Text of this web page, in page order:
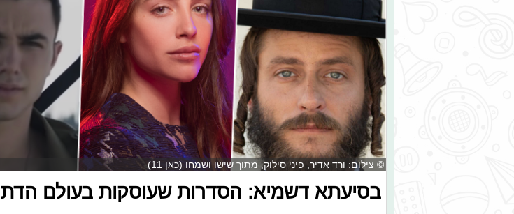
© צילום: ורד אדיר, פיני סילוק, מתוך שישו ושמחו (כאן 11)
בסיעתא דשמיא: הסדרות שעוסקות בעולם הדת